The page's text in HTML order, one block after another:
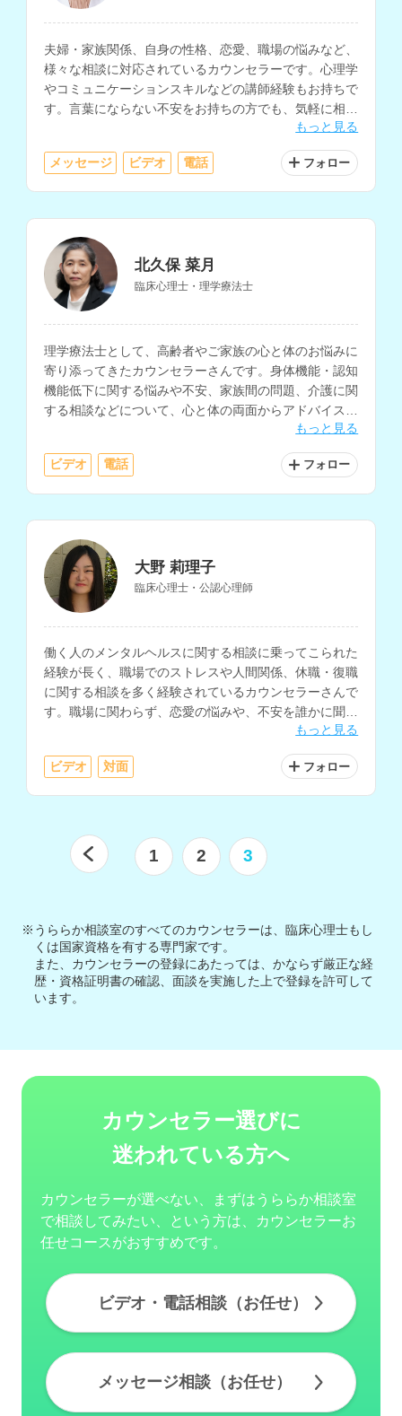
夫婦・家族関係、自身の性格、恋愛、職場の悩みなど、
様々な相談に対応されているカウンセラーです。心理学
やコミュニケーションスキルなどの講師経験もお持ちで
す。言葉にならない不安をお持ちの方でも、気軽に相談
もっと見る
メッセージ ビデオ 電話 フォロー
北久保 菜月
臨床心理士・理学療法士
理学療法士として、高齢者やご家族の心と体のお悩みに
寄り添ってきたカウンセラーさんです。身体機能・認知
機能低下に関する悩みや不安、家族間の問題、介護に関
する相談などについて、心と体の両面からアドバイスを
していただけます。保育士経験もあり、育児中の方はも
ちろん、どんな方でもご相談いただけます。
もっと見る
ビデオ 電話 フォロー
大野 莉理子
臨床心理士・公認心理師
働く人のメンタルヘルスに関する相談に乗ってこられた
経験が長く、職場でのストレスや人間関係、休職・復職
に関する相談を多く経験されているカウンセラーさんで
す。職場に関わらず、恋愛の悩みや、不安を誰かに聞い
てほしいなど、どんな悩みでも気負わず相談していただ
もっと見る
ビデオ 対面 フォロー
1 2 3
※うららか相談室のすべてのカウンセラーは、臨床心理士もし
くは国家資格を有する専門家です。
また、カウンセラーの登録にあたっては、かならず厳正な経
歴・資格証明書の確認、面談を実施した上で登録を許可して
います。
カウンセラー選びに
迷われている方へ
カウンセラーが選べない、まずはうららか相談室
で相談してみたい、という方は、カウンセラーお
任せコースがおすすめです。
ビデオ・電話相談（お任せ）
メッセージ相談（お任せ）